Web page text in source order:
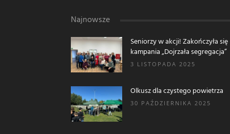
Najnowsze
Seniorzy w akcji! Zakończyła się
kampania „Dojrzała segregacja”
3 LISTOPADA 2025
Olkusz dla czystego powietrza
30 PAŹDZIERNIKA 2025